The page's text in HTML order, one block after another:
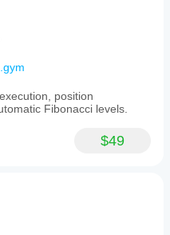
position
Fibonacci levels.
$49